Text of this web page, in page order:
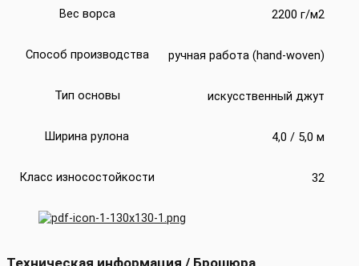
Вес ворса 2200 г/м2
Способ производства ручная работа (hand-woven)
Тип основы искусственный джут
Ширина рулона 4,0 / 5,0 м
Класс износостойкости 32
Техническая информация / Брошюра